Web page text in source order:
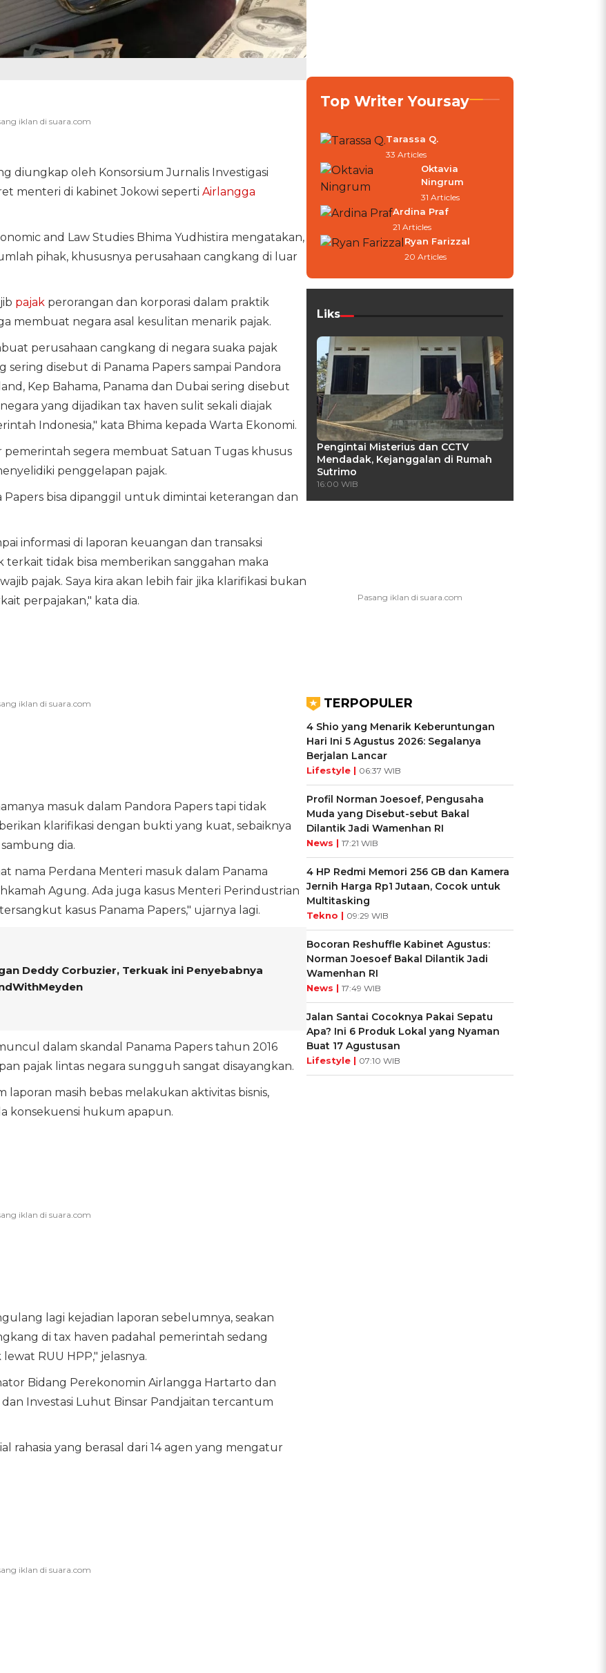
diungkap oleh Konsorsium Jurnalis Investigasi
menteri di kabinet Jokowi seperti Airlangga
and Law Studies Bhima Yudhistira mengatakan,
pihak, khususnya perusahaan cangkang di luar
pajak perorangan dan korporasi dalam praktik
membuat negara asal kesulitan menarik pajak.
perusahaan cangkang di negara suaka pajak
sering disebut di Panama Papers sampai Pandora
Kep Bahama, Panama dan Dubai sering disebut
yang dijadikan tax haven sulit sekali diajak
Indonesia," kata Bhima kepada Warta Ekonomi.
pemerintah segera membuat Satuan Tugas khusus
penggelapan pajak.
bisa dipanggil untuk dimintai keterangan dan
informasi di laporan keuangan dan transaksi
tidak bisa memberikan sanggahan maka
pajak. Saya kira akan lebih fair jika klarifikasi bukan
perpajakan," kata dia.
masuk dalam Pandora Papers tapi tidak
klarifikasi dengan bukti yang kuat, sebaiknya
dia.
nama Perdana Menteri masuk dalam Panama
Agung. Ada juga kasus Menteri Perindustrian
kasus Panama Papers," ujarnya lagi.
Deddy Corbuzier, Terkuak ini Penyebabnya
dalam skandal Panama Papers tahun 2016
pajak lintas negara sungguh sangat disayangkan.
masih bebas melakukan aktivitas bisnis,
konsekuensi hukum apapun.
lagi kejadian laporan sebelumnya, seakan
di tax haven padahal pemerintah sedang
RUU HPP," jelasnya.
Bidang Perekonomin Airlangga Hartarto dan
Investasi Luhut Binsar Pandjaitan tercantum
rahasia yang berasal dari 14 agen yang mengatur
Top Writer Yoursay
Tarassa Q.
33 Articles
Oktavia
Ningrum
31 Articles
Ardina Praf
21 Articles
Ryan Farizzal
20 Articles
Liks
Pengintai Misterius dan CCTV
Mendadak, Kejanggalan di Rumah
Sutrimo
16:00 WIB
TERPOPULER
4 Shio yang Menarik Keberuntungan
Hari Ini 5 Agustus 2026: Segalanya
Berjalan Lancar
Lifestyle | 06:37 WIB
Profil Norman Joesoef, Pengusaha
Muda yang Disebut-sebut Bakal
Dilantik Jadi Wamenhan RI
News | 17:21 WIB
4 HP Redmi Memori 256 GB dan Kamera
Jernih Harga Rp1 Jutaan, Cocok untuk
Multitasking
Tekno | 09:29 WIB
Bocoran Reshuffle Kabinet Agustus:
Norman Joesoef Bakal Dilantik Jadi
Wamenhan RI
News | 17:49 WIB
Jalan Santai Cocoknya Pakai Sepatu
Apa? Ini 6 Produk Lokal yang Nyaman
Buat 17 Agustusan
Lifestyle | 07:10 WIB